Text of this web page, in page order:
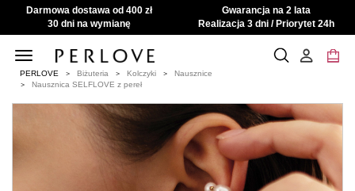
Darmowa dostawa od 400 zł
Gwarancja na 2 lata
30 dni na wymianę
Realizacja 3 dni / Priorytet 24h
Toggle
navigation
PERLOVE Biżuteria Kolczyki
Nausznice
Nausznica SELFLOVE z pereł